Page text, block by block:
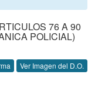
76 A 90
POLICIAL)
Ver Imagen del D.O.